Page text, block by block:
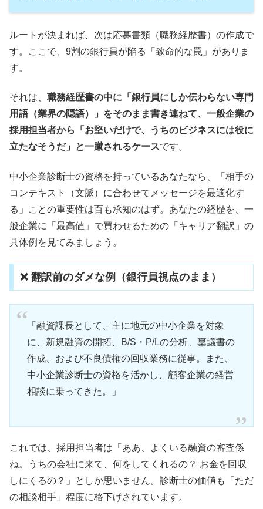
ルートが決まれば、次は応募書類（職務経歴書）の作成で
す。ここで、9割の銀行員が陥る「致命的な罠」がありま
す。
それは、 職務経歴書の中に「銀行員にしか伝わらない専門
用語（業界の隠語）」をそのまま書き連ねて、一般企業の
採用担当者から「お堅いだけで、うちのビジネスには役に
立たなそうだ」と一蹴されるケースです。
中小企業診断士の資格を持っているあなたなら、「相手の
コンテキスト（文脈）に合わせてメッセージを最適化す
る」ことの重要性は百も承知のはず。あなたの経歴を、一
般企業に「最高値」で買わせるための「キャリア翻訳」の
具体例を見てみましょう。
❌ 翻訳前のダメな例（銀行員視点のまま）
「融資課長として、主に地元の中小企業を対象
に、新規融資の開拓、B/S・P/Lの分析、稟議書の
作成、および不良債権の回収業務に従事。また、
中小企業診断士の資格を活かし、顧客企業の経営
相談に乗ってきた。」
これでは、採用担当者は「ああ、よくいる融資の審査係
ね。うちの会社に来て、何をしてくれるの？ お金を回収
しにくるの？」としか思いません。診断士の価値も「ただ
の相談相手」程度に格下げされています。